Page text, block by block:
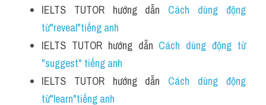
IELTS TUTOR hướng dẫn Cách dùng động
từ"reveal"tiếng anh
IELTS TUTOR hướng dẫn Cách dùng động từ
"suggest" tiếng anh
IELTS TUTOR hướng dẫn Cách dùng động
từ"learn"tiếng anh